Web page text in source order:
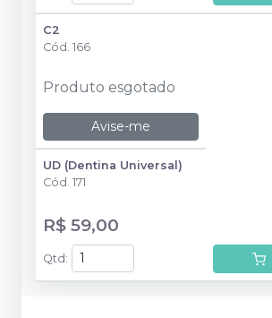
C2
Cód. 166
Produto esgotado
Avise-me
UD (Dentina Universal)
Cód. 171
R$ 59,00
Qtd :